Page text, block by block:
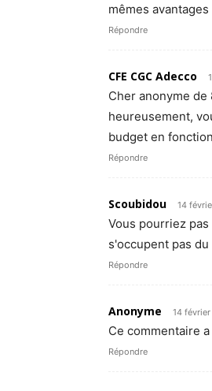
mêmes avantages
Répondre
CFE CGC Adecco
Cher anonyme de
heureusement,
budget en
Répondre
Scoubidou 14
Vous pourriez
s'occupent pas
Répondre
Anonyme 14
Ce commentaire
Répondre